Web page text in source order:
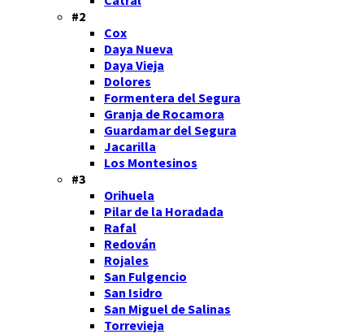
#2
Cox
Daya Nueva
Daya Vieja
Dolores
Formentera del Segura
Granja de Rocamora
Guardamar del Segura
Jacarilla
Los Montesinos
#3
Orihuela
Pilar de la Horadada
Rafal
Redován
Rojales
San Fulgencio
San Isidro
San Miguel de Salinas
Torrevieja